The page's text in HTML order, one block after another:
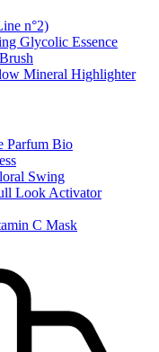
n°2)
Glycolic Essence
Mineral Highlighter
Parfum Bio
Swing
Look Activator
C Mask